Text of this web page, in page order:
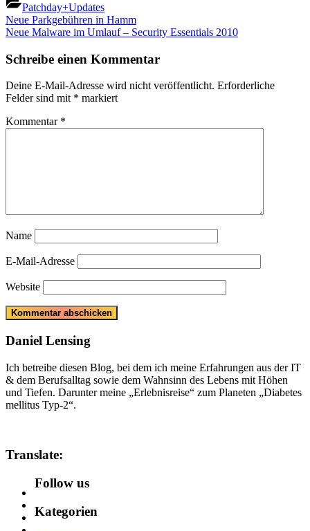
Patchday+Updates
Beitragsnavigation
Previous
Post:
Neue Parkgebühren in Hamm
Next
Neue Malware im Umlauf – Security Essentials 2010
Schreibe einen Kommentar
Deine E-Mail-Adresse wird nicht veröffentlicht. Erforderliche
Felder sind mit * markiert
Kommentar *
Name
E-Mail-Adresse
Website
Daniel Lensing
Ich betreibe diesen Blog, bei dem ich meine Erfahrungen aus der IT
& dem Berufsalltag sowie dem Wahnsinn des Lebens mit Höhen
und Tiefen. Darunter meine „Erlebnisreise“ zum Planeten „Diabetes
mellitus Typ-2“.
Translate:
Follow us
Kategorien